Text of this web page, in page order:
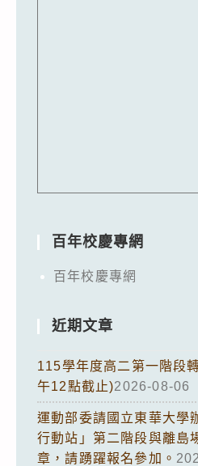
百年校慶專網
百年校慶專網
近期文章
115學年度高二第一階段
午12點截止)2026-08-06
運動部委請國立東華大學
行動站」第二階段與離島
章，請踴躍報名參加。